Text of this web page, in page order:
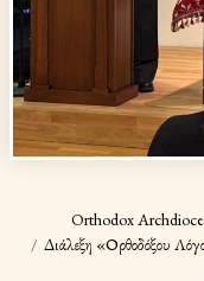
Orthodox
Διάλεξη «Ορθοδόξου